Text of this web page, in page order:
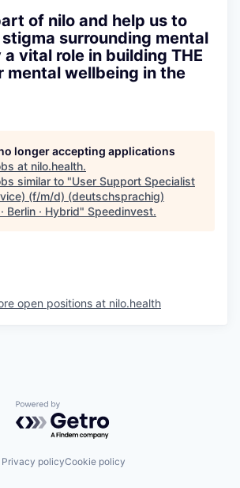
of nilo and help us to
surrounding mental
a vital role in building THE
mental wellbeing in the
longer accepting applications
at nilo.health.
similar to "User Support Specialist
(f/m/d) (deutschsprachig)
Berlin · Hybrid" Speedinvest.
open positions at nilo.health
Powered by Getro.com
Privacy policyCookie policy